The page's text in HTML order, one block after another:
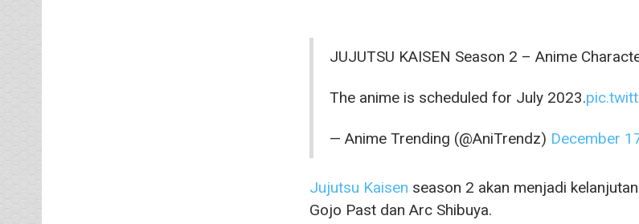
JUJUTSU KAISEN Season 2 – Anime
The anime is scheduled for July 2023.
— Anime Trending (@AniTrendz) December
Jujutsu Kaisen season 2 akan menjadi
Gojo Past dan Arc Shibuya.